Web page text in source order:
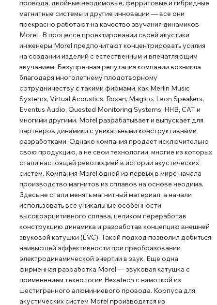
Кроссовер 205 Гц и 2200 Гц; НЧ/СЧ динамик 160 мм;
Твитер 28 мм с тканым куполом Acuflex; Диаграмма
направленности: горизонтальная более 60°,
вертикальная более 20°.
провода, двойные неодимовые, ферритовые и гибридные
магнитные системы и другие инновации ― все они
прекрасно работают на качество звучания динамиков
Morel . В процессе проектировании своей акустики
инженеры Morel предпочитают концентрировать усилия
на создании изделий с естественным и впечатляющим
звучанием. Безупречная репутация компании возникла
благодаря многолетнему плодотворному
сотрудничеству с такими фирмами, как Merlin Music
Systems, Virtual Acoustics, Roxan, Magico, Leon Speakers,
Eventus Audio, Quested Monitoring Systems, HHB, CAT и
многими другими. Morel разрабатывает и выпускает для
партнеров динамики с уникальными конструктивными
разработками. Однако компания продает исключительно
свою продукцию, а не свои технологии, многие из которых
стали настоящей революцией в истории акустических
систем. Компания Morel одной из первых в мире начала
производство магнитов из сплавов на основе неодима.
Здесь не стали менять магнитный материал, а начали
использовать все уникальные особенности
высокоэрцитивного сплава, целиком переработав
конструкцию динамика и разработав концепцию внешней
звуковой катушки (EVC). Такой подход позволил добиться
наивысшей эффективности при преобразовании
электродинамической энергии в звук. Еще одна
фирменная разработка Morel ― звуковая катушка с
применением технологии Hexatech с намоткой из
шестигранного алюминиевого провода. Корпуса для
акустических систем Morel производятся из